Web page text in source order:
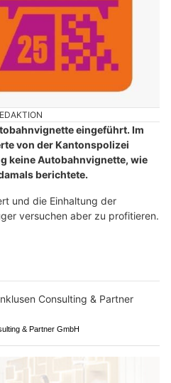
eingeführt. Im
von der Kantonspolizei
keine Autobahnvignette, wie
berichtete.
und die Einhaltung der
versuchen aber zu profitieren.
& Partner GmbH